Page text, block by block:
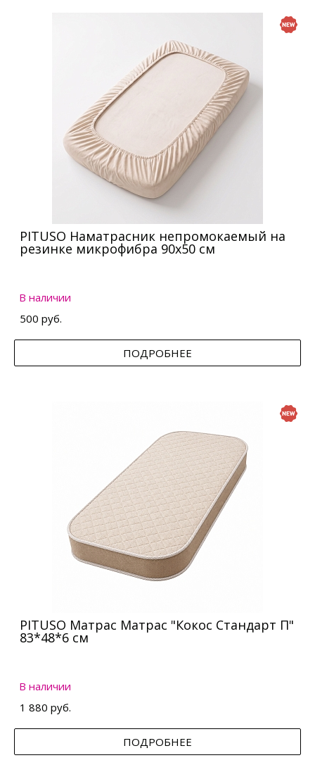
PITUSO Наматрасник непромокаемый на
резинке микрофибра 90х50 см
В наличии
500 руб.
ПОДРОБНЕЕ
PITUSO Матрас Матрас "Кокос Стандарт П"
83*48*6 см
В наличии
1 880 руб.
ПОДРОБНЕЕ